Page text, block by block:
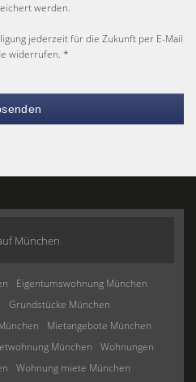
werden.
jederzeit für die Zukunft per E-Mail
widerrufen. *
München
Eigentumswohnung München
Grundstücke München
Mietangebote München
München
Wohnungen
Wohnung miete München